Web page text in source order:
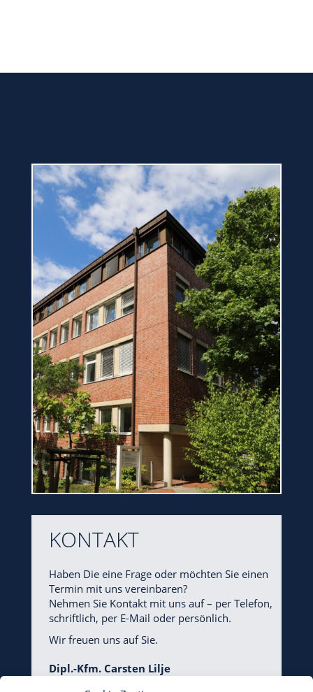
KONTAKT
Haben Die eine Frage oder möchten Sie einen
Termin mit uns vereinbaren?
Nehmen Sie Kontakt mit uns auf – per Telefon,
schriftlich, per E-Mail oder persönlich.
Wir freuen uns auf Sie.
Dipl.-Kfm. Carsten Lilje